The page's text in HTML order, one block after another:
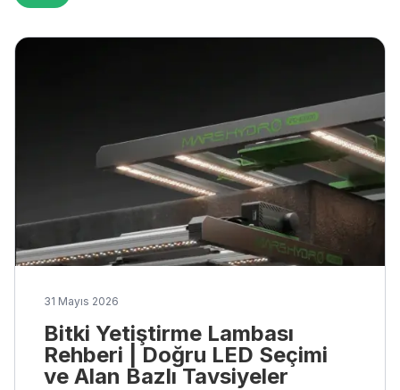
31 Mayıs 2026
Bitki Yetiştirme Lambası
Rehberi | Doğru LED Seçimi
ve Alan Bazlı Tavsiyeler